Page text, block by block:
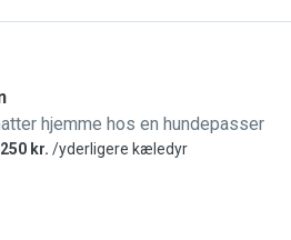
hjemme hos en hundepasser
250 kr. /yderligere kæledyr